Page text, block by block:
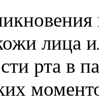
лица
рта в